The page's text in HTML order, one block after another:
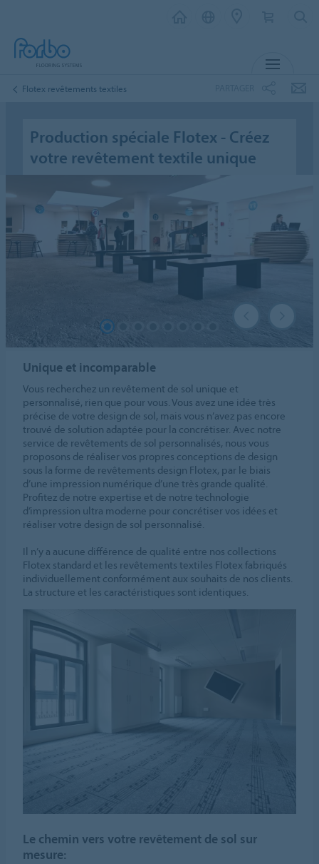
Flotex revêtements textiles
Production spéciale Flotex - Créez
votre revêtement textile unique
Unique et incomparable
Vous recherchez un revêtement de sol unique et
personnalisé, rien que pour vous. Vous avez une idée très
précise de votre design de sol, mais vous n’avez pas encore
trouvé de solution adaptée pour la concrétiser. Avec notre
service de revêtements de sol personnalisés, nous vous
proposons de réaliser vos propres conceptions de design
sous la forme de revêtements design Flotex, par le biais
d’une impression numérique d’une très grande qualité.
Profitez de notre expertise et de notre technologie
d’impression ultra moderne pour concrétiser vos idées et
réaliser votre design de sol personnalisé.
Il n’y a aucune différence de qualité entre nos collections
Flotex standard et les revêtements textiles Flotex fabriqués
individuellement conformément aux souhaits de nos clients.
La structure et les caractéristiques sont identiques.
Le chemin vers votre revêtement de sol sur
mesure: